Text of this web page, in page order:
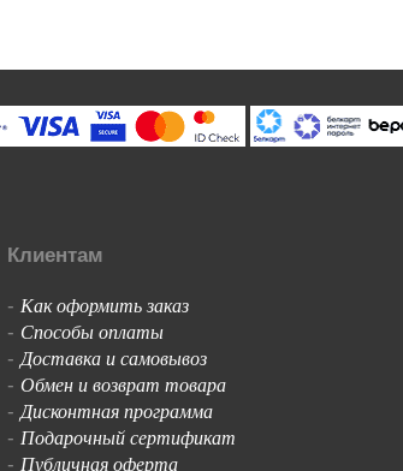
Клиентам
- Как оформить заказ
- Способы оплаты
-Доставка и самовывоз
- Обмен и возврат товара
-Дисконтная программа
- Подарочный сертификат
- Публичная оферта